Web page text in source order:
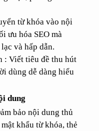
từ khóa vào nội
ưu hóa SEO mà
và hấp dẫn.
: Viết tiêu đề thu hút
dùng dễ dàng hiểu
dung
bảo nội dung thủ
khẩu từ khóa, thẻ